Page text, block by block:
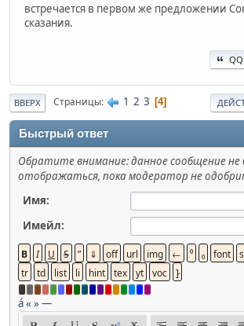
встречается в первом же предложении
сказания.
QQ
ВВЕРХ Страницы 1 2 3 4
Быстрый ответ
Обратите внимание: данное сообщение не
отображаться, пока модератор не
Имя:
Имейл:
á« »—